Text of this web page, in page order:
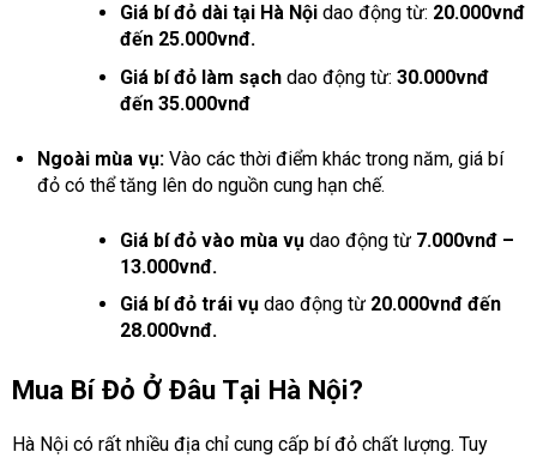
Giá bí đỏ dài tại Hà Nộidao động từ: 20.000vnđ
đến 25.000vnđ.
Giá bí đỏ làm sạchdao động từ: 30.000vnđ
đến 35.000vnđ
Ngoài mùa vụ:Vào các thời điểm khác trong năm, giá bí
đỏ có thể tăng lên do nguồn cung hạn chế.
Giá bí đỏ vào mùa vụdao động từ 7.000vnđ –
13.000vnđ.
Giá bí đỏ trái vụdao động từ 20.000vnđ đến
28.000vnđ.
Mua Bí Đỏ Ở Đâu Tại Hà Nội?
Hà Nội có rất nhiều địa chỉ cung cấp bí đỏ chất lượng. Tuy